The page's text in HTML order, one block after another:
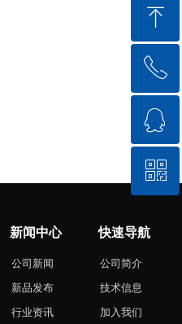
新闻中心
公司新闻
新品发布
行业资讯
快速导航
公司简介
技术信息
加入我们
ꁸ
回到顶部
ꂅ
0575-84882698
ꁗ
QQ客服
ꀥ